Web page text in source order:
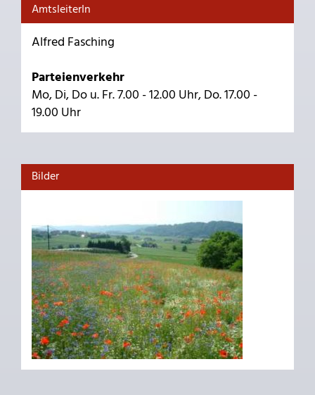
AmtsleiterIn
Alfred Fasching
Parteienverkehr
Mo, Di, Do u. Fr. 7.00 - 12.00 Uhr, Do. 17.00 -
19.00 Uhr
Bilder